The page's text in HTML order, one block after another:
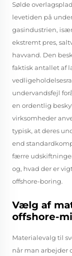
Sølde
levetiden på
gasindustrien,
ekstremt pres,
havvand. Den
faktisk antallet af
undervandsfejl
en ordentlig
virksomheder
typisk, at deres
end
færre
og, hvad der er
offshore-boring.
Vælg af
offshore-
Materialevalg til
når man arbejder